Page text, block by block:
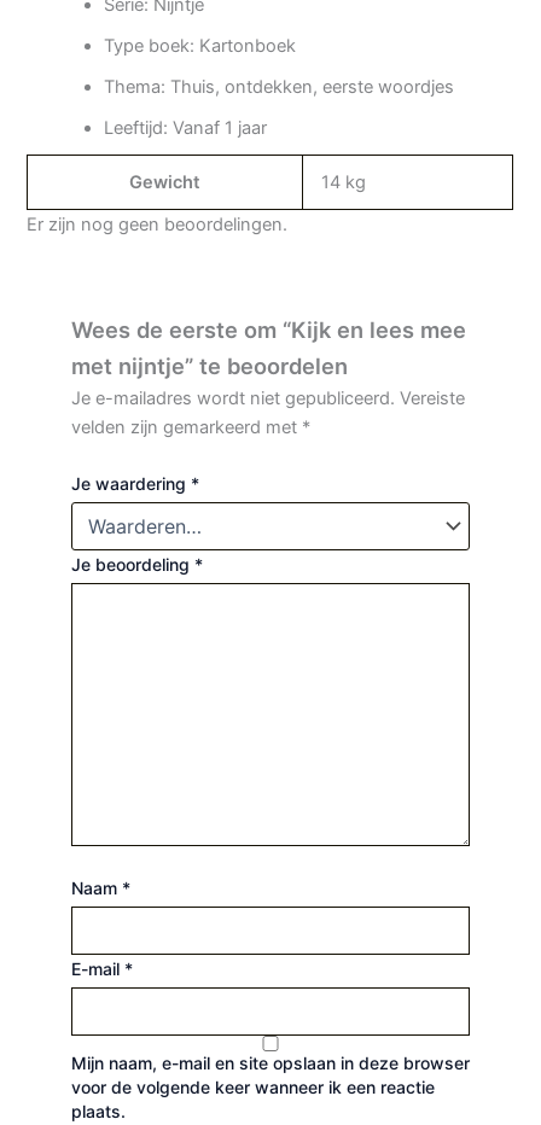
Serie: Nijntje
Type boek: Kartonboek
Thema: Thuis, ontdekken, eerste woordjes
Leeftijd: Vanaf 1 jaar
Gewicht
14 kg
Er zijn nog geen beoordelingen.
Wees de eerste om “Kijk en lees mee
met nijntje” te beoordelen
Je e-mailadres wordt niet gepubliceerd. Vereiste
velden zijn gemarkeerd met *
Je waardering *
Je beoordeling *
Naam *
E-mail *
Mijn naam, e-mail en site opslaan in deze browser
voor de volgende keer wanneer ik een reactie
plaats.